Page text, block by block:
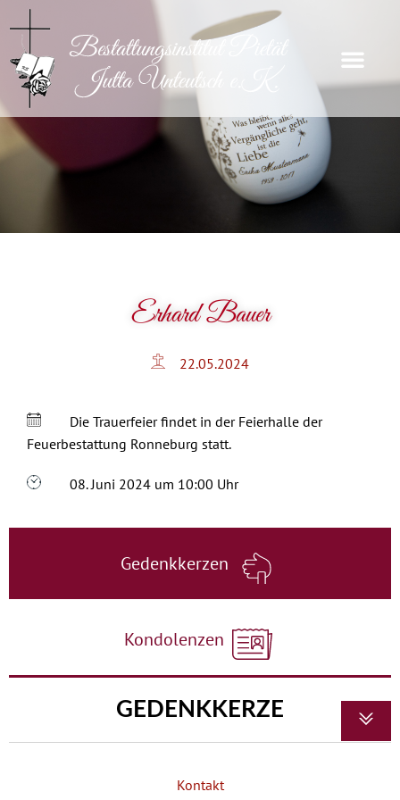
Erhard Bauer
22.05.2024
Die Trauerfeier findet in der Feierhalle der
Feuerbestattung Ronneburg statt.
08. Juni 2024 um 10:00 Uhr
Gedenkkerzen
Kondolenzen
GEDENKKERZE
Kontakt